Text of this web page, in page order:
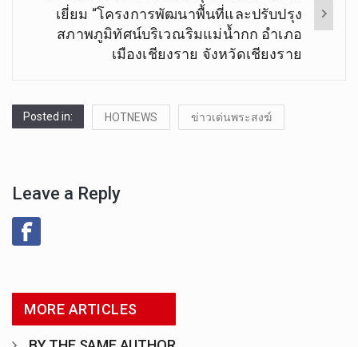
เยี่ยม “โครงการพัฒนาพื้นที่และปรับปรุง
สภาพภูมิทัศน์บริเวณริมแม่น้ำกก อำเภอ
เมืองเชียงราย จังหวัดเชียงราย
Posted in: HOTNEWS ข่าวเด่นพระสงฆ์
Leave a Reply
MORE ARTICLES